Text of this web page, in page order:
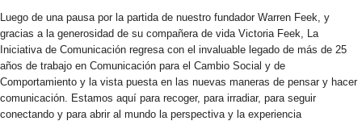
Luego de una pausa por la partida de nuestro fundador Warren Feek, y
gracias a la generosidad de su compañera de vida Victoria Feek, La
Iniciativa de Comunicación regresa con el invaluable legado de más de 25
años de trabajo en Comunicación para el Cambio Social y de
Comportamiento y la vista puesta en las nuevas maneras de pensar y hacer
comunicación. Estamos aquí para recoger, para irradiar, para seguir
conectando y para abrir al mundo la perspectiva y la experiencia